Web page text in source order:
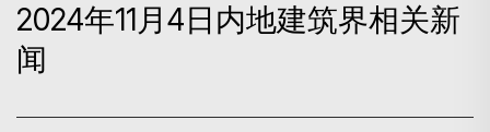
2024年11月4日内地建筑界相关新
闻